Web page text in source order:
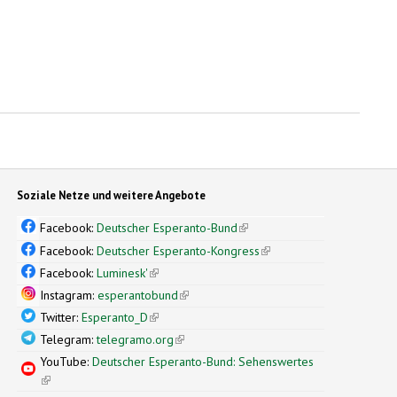
Soziale Netze und weitere Angebote
Facebook:Deutscher Esperanto-Bund(link is external)
Facebook:Deutscher Esperanto-Kongress(link is external)
Facebook:Luminesk'(link is external)
Instagram:esperantobund(link is external)
Twitter:Esperanto_D(link is external)
Telegram:telegramo.org(link is external)
YouTube:Deutscher Esperanto-Bund: Sehenswertes
(link is external)